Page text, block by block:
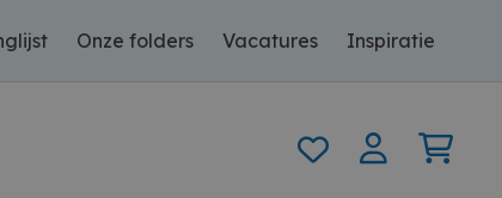
Onze folders Vacatures Inspiratie